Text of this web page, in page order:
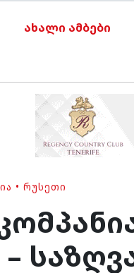
ახალი ამბები
• ᲠᲣᲡᲔᲗᲘ
–